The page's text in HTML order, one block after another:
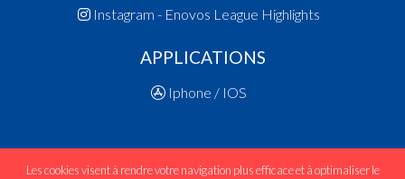
Instagram - Enovos League Highlights
APPLICATIONS
Iphone / IOS
Les cookies visent à rendre votre navigation plus efficace et à optimaliser le